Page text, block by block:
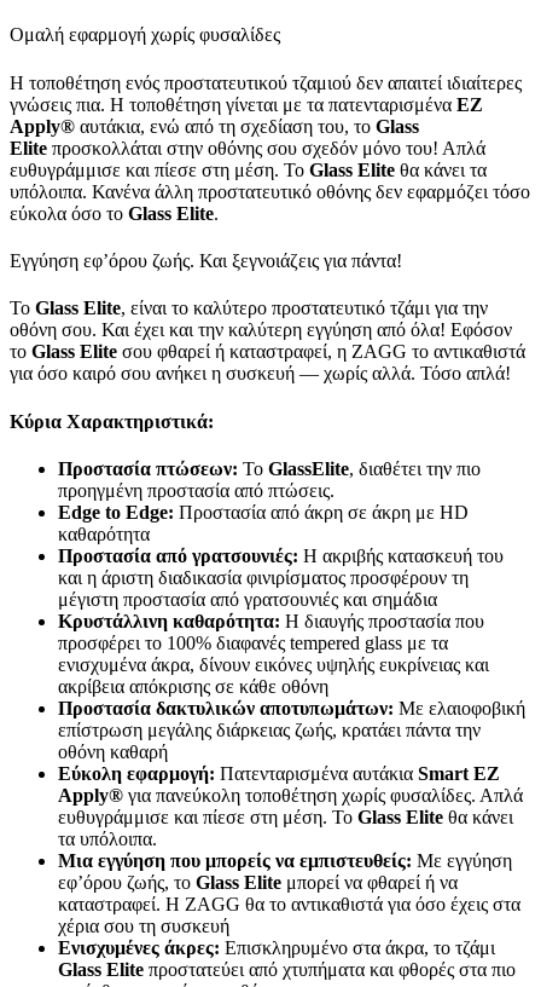
Ομαλή εφαρμογή χωρίς φυσαλίδες
Η τοποθέτηση ενός προστατευτικού τζαμιού δεν απαιτεί ιδιαίτερες
γνώσεις πια. Η τοποθέτηση γίνεται με τα πατενταρισμένα EZ
Apply® αυτάκια, ενώ από τη σχεδίαση του, το Glass
Elite προσκολλάται στην οθόνης σου σχεδόν μόνο του! Απλά
ευθυγράμμισε και πίεσε στη μέση. Το Glass Elite θα κάνει τα
υπόλοιπα. Κανένα άλλη προστατευτικό οθόνης δεν εφαρμόζει τόσο
εύκολα όσο το Glass Elite.
Εγγύηση εφ’όρου ζωής. Και ξεγνοιάζεις για πάντα!
Το Glass Elite, είναι το καλύτερο προστατευτικό τζάμι για την
οθόνη σου. Και έχει και την καλύτερη εγγύηση από όλα! Εφόσον
το Glass Elite σου φθαρεί ή καταστραφεί, η ZAGG το αντικαθιστά
για όσο καιρό σου ανήκει η συσκευή — χωρίς αλλά. Τόσο απλά!
Κύρια Χαρακτηριστικά:
Προστασία πτώσεων: Το GlassElite, διαθέτει την πιο
προηγμένη προστασία από πτώσεις.
Edge to Edge: Προστασία από άκρη σε άκρη με HD
καθαρότητα
Προστασία από γρατσουνιές: Η ακριβής κατασκευή του
και η άριστη διαδικασία φινιρίσματος προσφέρουν τη
μέγιστη προστασία από γρατσουνιές και σημάδια
Κρυστάλλινη καθαρότητα: Η διαυγής προστασία που
προσφέρει το 100% διαφανές tempered glass με τα
ενισχυμένα άκρα, δίνουν εικόνες υψηλής ευκρίνειας και
ακρίβεια απόκρισης σε κάθε οθόνη
Προστασία δακτυλικών αποτυπωμάτων: Με ελαιοφοβική
επίστρωση μεγάλης διάρκειας ζωής, κρατάει πάντα την
οθόνη καθαρή
Εύκολη εφαρμογή: Πατενταρισμένα αυτάκια Smart EZ
Apply® για πανεύκολη τοποθέτηση χωρίς φυσαλίδες. Απλά
ευθυγράμμισε και πίεσε στη μέση. Το Glass Elite θα κάνει
τα υπόλοιπα.
Μια εγγύηση που μπορείς να εμπιστευθείς: Με εγγύηση
εφ’όρου ζωής, το Glass Elite μπορεί να φθαρεί ή να
καταστραφεί. Η ZAGG θα το αντικαθιστά για όσο έχεις στα
χέρια σου τη συσκευή
Ενισχυμένες άκρες: Επισκληρυμένο στα άκρα, το τζάμι
Glass Elite προστατεύει από χτυπήματα και φθορές στα πιο